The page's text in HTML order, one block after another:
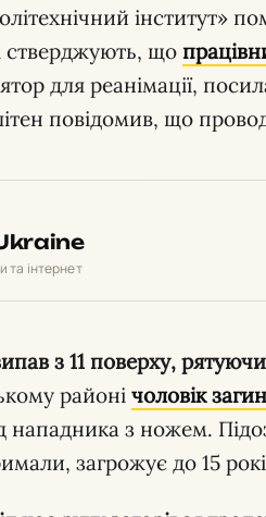
інститут»
стверджують, що
для реанімації,
повідомив, що
та інтернет
з 11 поверху,
районі чоловік
нападника з ножем.
загрожує до 15